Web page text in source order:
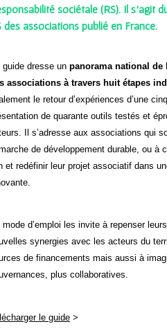
sociétale (RS). Il s’agit
des associations publié en France.
guide dresse un panorama national
associations à travers huit étapes
le retour d’expériences d’une
de quarante outils testés et
Il s’adresse aux associations qui
de développement durable, ou à
et redéfinir leur projet associatif dans
mode d’emploi les invite à repenser
synergies avec les acteurs du
de financements mais aussi à
plus collaboratives.
le guide >